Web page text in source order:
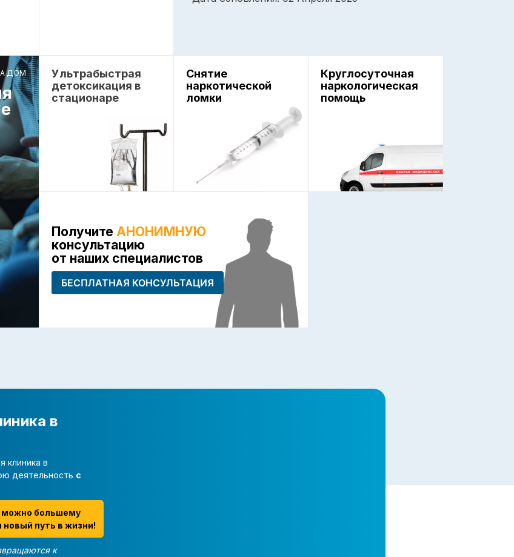
ДОМ
Ультрабыстрая
детоксикация в
стационаре
Снятие
наркотической
ломки
Получите АНОНИМНУЮ
консультацию
от наших специалистов
БЕСПЛАТНАЯ КОНСУЛЬТАЦИЯ
Круглосуточная
наркологическая
помощь
в
клиника в
деятельность с
можно большему
путь в жизни!
к